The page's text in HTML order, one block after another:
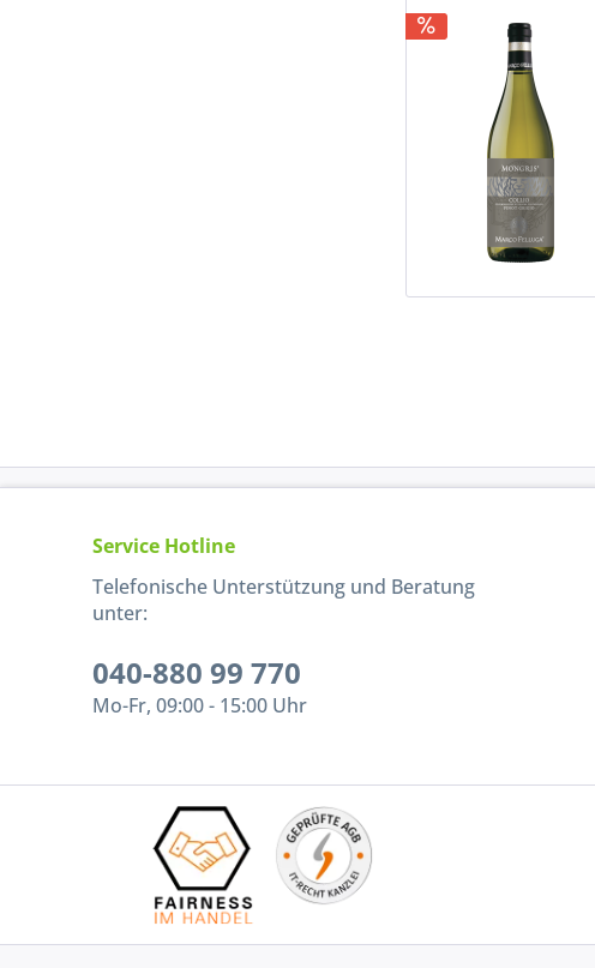
Service Hotline
Telefonische Unterstützung und Beratung
unter:
040-880 99 770
Mo-Fr, 09:00 - 15:00 Uhr